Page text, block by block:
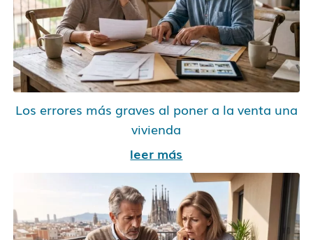
Los errores más graves al poner a la venta una
vivienda
leer más